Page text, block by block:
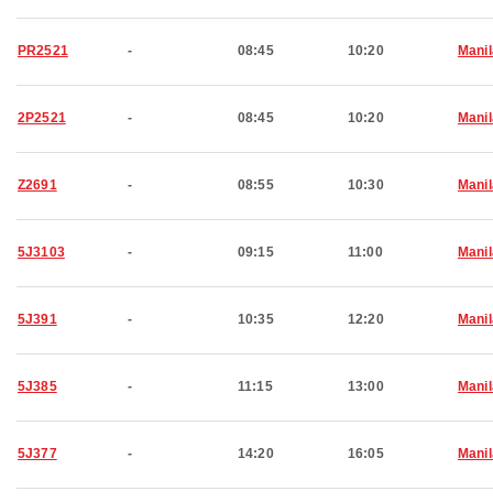
PR2521 - 08:45 10:20
2P2521 - 08:45 10:20
Z2691 - 08:55 10:30
5J3103 - 09:15 11:00
5J391 - 10:35 12:20
5J385 - 11:15 13:00
5J377 - 14:20 16:05